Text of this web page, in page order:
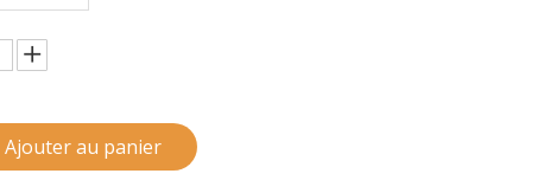
Ajouter au panier